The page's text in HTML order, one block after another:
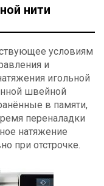
нити
условиям
и
игольной
швейной
в памяти,
переналадки
натяжение
при отстрочке.